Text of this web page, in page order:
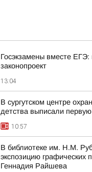
Госэкзамены вместе ЕГЭ:
законопроект
13:04
В сургутском центре
детства выписали
10:57
В библиотеке им. Н.М.
экспозицию графических
Геннадия Райшева